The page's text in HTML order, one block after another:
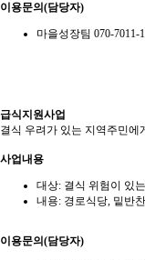
이용문의(담당자)
마을성장팀 070-7011-
급식지원사업
결식 우려가 있는 지역주민에
사업내용
대상: 결식 위험이 있
내용: 경로식당, 밑반
이용문의(담당자)